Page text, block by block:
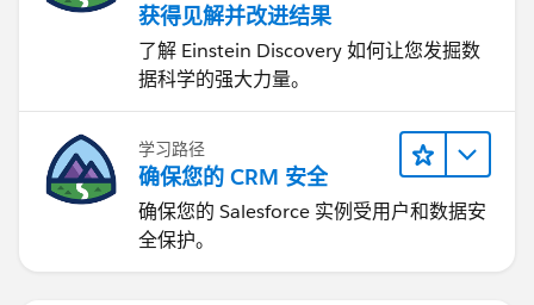
获得见解并改进结果
了解 Einstein Discovery 如何让您发掘数
据科学的强大力量。
学习路径
确保您的 CRM 安全
确保您的 Salesforce 实例受用户和数据安
全保护。